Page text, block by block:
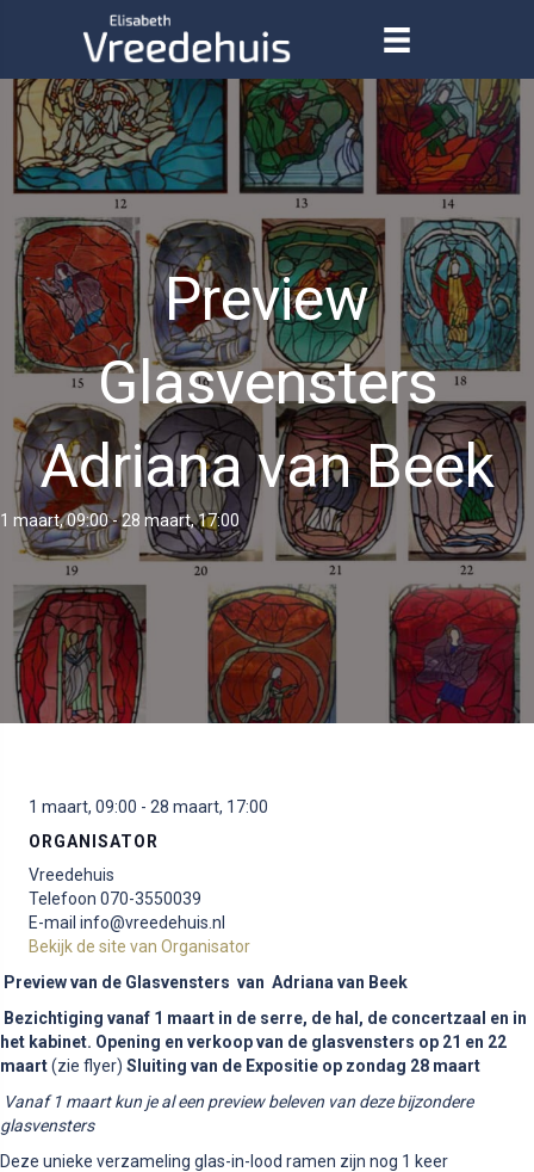
Preview
Glasvensters
Adriana van Beek
1 maart, 09:00-28 maart, 17:00
1 maart, 09:00 - 28 maart, 17:00
ORGANISATOR
Vreedehuis
Telefoon 070-3550039
E-mail info@vreedehuis.nl
Bekijk de site van Organisator
Previewvan de Glasvensters van Adriana van Beek
Bezichtiging vanaf 1 maart in de serre, de hal, de concertzaal en in
het kabinet. Opening en verkoop van de glasvensters op 21 en 22
maart(zie flyer) Sluiting van de Expositie op zondag 28 maart
Vanaf 1 maart kun je al een preview beleven van deze bijzondere
glasvensters
Deze unieke verzameling glas-in-lood ramen zijn nog 1 keer